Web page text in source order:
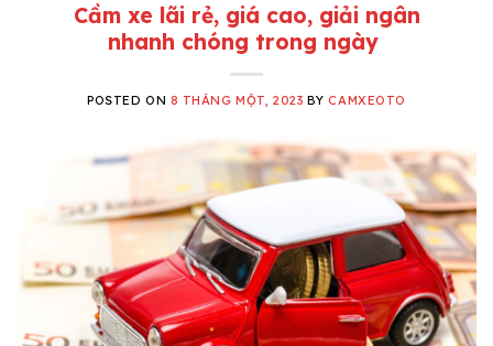
Cầm xe lãi rẻ, giá cao, giải ngân
nhanh chóng trong ngày
POSTED ON 8 THÁNG MỘT, 2023 BYCAMXEOTO